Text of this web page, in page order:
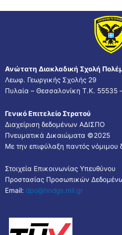
Ανώτατη Διακλαδική Σχολή
Λεωφ. Γεωργικής Σχολής 29
Πυλαία – Θεσσαλονίκη Τ.Κ. 55535
Γενικό Επιτελείο Στρατού
Διαχείριση δεδομένων ΑΔΙΣΠΟ
Πνευματικά Δικαιώματα ©2025
Με την επιφύλαξη παντός νόμιμου
Στοιχεία Επικοινωνίας Υπευθύνου
Προστασίας Προσωπικών
Email: dpo@hndgs.mil.gr